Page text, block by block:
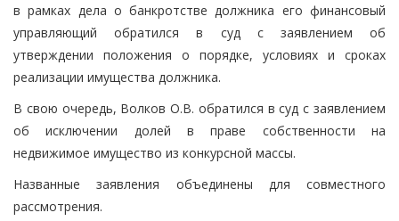
в рамках дела о банкротстве должника его финансовый
управляющий обратился в суд с заявлением об
утверждении положения о порядке, условиях и сроках
реализации имущества должника.
В свою очередь, Волков О.В. обратился в суд с заявлением
об исключении долей в праве собственности на
недвижимое имущество из конкурсной массы.
Названные заявления объединены для совместного
рассмотрения.